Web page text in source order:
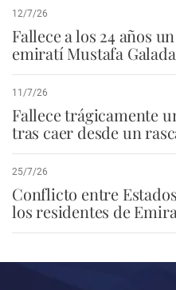
12/7/26
Fallece a los 24 años
emiratí Mustafa
11/7/26
Fallece trágicamente
tras caer desde un
25/7/26
Conflicto entre
los residentes de